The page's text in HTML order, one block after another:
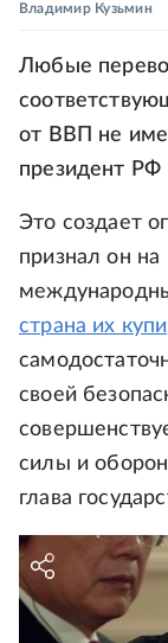
Владимир Кузьмин
Любые
от ВВП не
президент
Это создает
признал он на
страна их
своей
силы и
глава